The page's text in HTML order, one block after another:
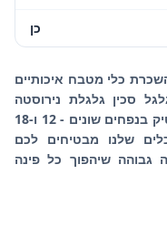
כן
כלי מטבח איכותיים
סכין גלגלת נירוסטה
בשרי, חלבי ופרווה, ודליי נירוסטה ופלסטיק בנפחים שונים - 12 ו-18
שלנו מבטיחים לכם
גבוהה שיהפוך כל פינה